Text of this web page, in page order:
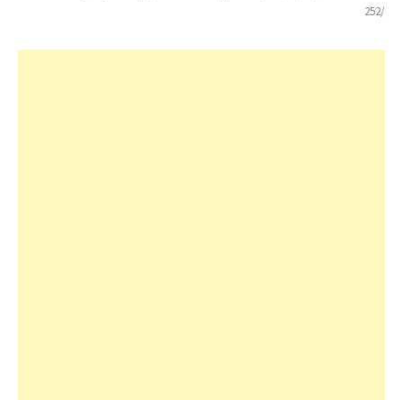
252/